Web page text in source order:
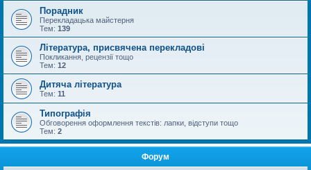
Порадник
Перекладацька майстерня
Тем: 139
Література, присвячена перекладові
Покликання, рецензії тощо
Тем: 12
Дитяча література
Тем: 11
Типографія
Обговорення оформлення текстів: лапки, відступи тощо
Тем: 2
Форум